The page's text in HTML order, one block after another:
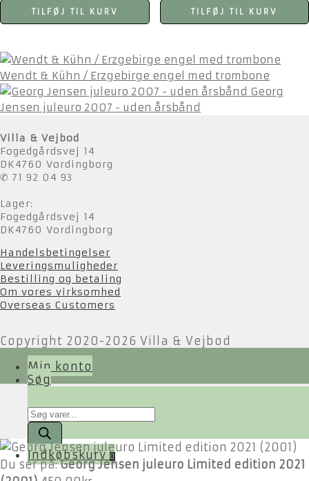
TILFØJ TIL KURV TILFØJ TIL KURV
Wendt & Kühn / Erzgebirge engel med trombone
Georg
Jensen juleuro 2007 - uden årsbånd
Villa & Vejbod
Fogedgårdsvej 14
DK4760 Vordingborg
✆ 71 92 04 93
Lager:
Fogedgårdsvej 14
DK4760 Vordingborg
Handelsbetingelser
Leveringsmuligheder
Bestilling og betaling
Om vores virksomhed
Overseas Customers
Copyright 2020-2026 Villa & Vejbod
Min konto
Søg
Products
search
Indkøbskurv0
Du ser på:Georg Jensen juleuro Limited edition 2021